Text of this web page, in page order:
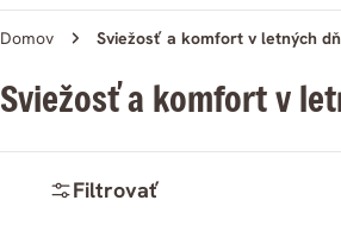
Domov Sviežosť a komfort v letných
K
Sviežosť a komfort v
Filtrovať